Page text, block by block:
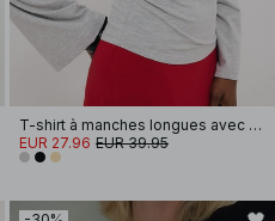
T-shirt à manches longues avec épaulettes en coton doux
EUR 27.96 EUR 39.95